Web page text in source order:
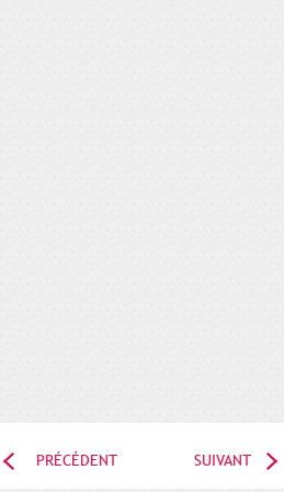
PRÉCÉDENT SUIVANT